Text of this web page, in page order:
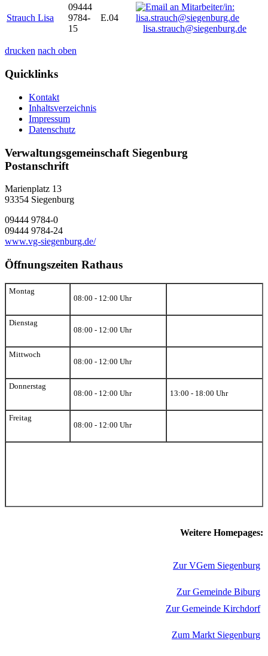
Strauch Lisa
09444
9784-
15
E.04
lisa.strauch@siegenburg.de
drucken nach oben
Quicklinks
Kontakt
Inhaltsverzeichnis
Impressum
Datenschutz
Verwaltungsgemeinschaft Siegenburg
Postanschrift
Marienplatz 13
93354 Siegenburg
09444 9784-0
09444 9784-24
www.vg-siegenburg.de/
Öffnungszeiten Rathaus
Montag
08:00 - 12:00 Uhr
Dienstag
08:00 - 12:00 Uhr
Mittwoch
08:00 - 12:00 Uhr
Donnerstag
08:00 - 12:00 Uhr
13:00 - 18:00 Uhr
Freitag
08:00 - 12:00 Uhr
Weitere Homepages:
Zur VGem Siegenburg
Zur Gemeinde Biburg
Zur Gemeinde Kirchdorf
Zum Markt Siegenburg